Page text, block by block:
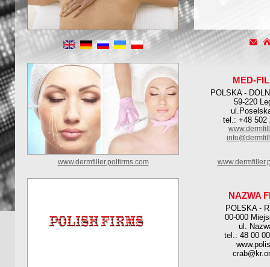
MED-
POLSKA -
59-220
tel.: +48 502
www.dermfiller.polfirms.com
NAZWA
POLSKA -
00-000
ul.
tel.: 48 00